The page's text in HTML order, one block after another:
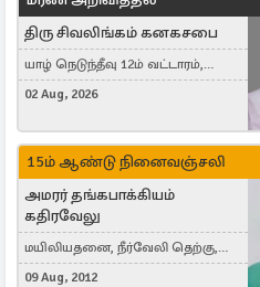
திரு சிவலிங்கம் கனகசபை
யாழ் நெடுந்தீவு 12ம் வட்டாரம்,
Jaffna, நயினாதீவு, London, United
02 Aug, 2026
15ம் ஆண்டு நினைவஞ்சலி
அமரர் தங்கபாக்கியம்
கதிரவேலு
மயிலியதனை, நீர்வேலி தெற்கு,
Herning, Denmark
09 Aug, 2012